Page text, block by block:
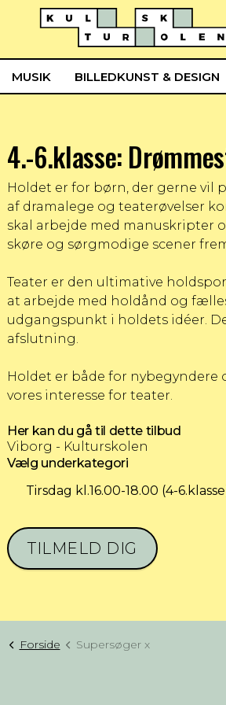
MUSIK BILLEDKUNST & DESIGN
4.-6.klasse:
Holdet er for børn, der gerne vil
af dramalege og teaterøvelser
skal arbejde med manuskripter
skøre og sørgmodige scener
Teater er den ultimative
at arbejde med holdånd og
udgangspunkt i holdets idéer.
afslutning.
Holdet er både for nybegyndere
vores interesse for teater.
Her kan du gå til dette tilbud
Viborg - Kulturskolen
Vælg underkategori
Tirsdag kl.16.00-18.00 (4-
TILMELD DIG
Forside Supersøger x